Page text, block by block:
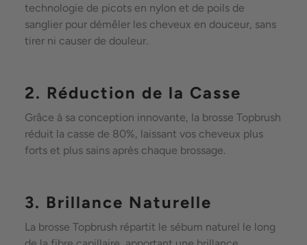
technologie de picots en nylon et de poils de
sanglier pour démêler les cheveux en douceur, sans
tirer ni causer de douleur.
2. Réduction de la Casse
Grâce à sa conception innovante, la brosse Topbrush
réduit la casse de 80%, laissant vos cheveux plus
forts et plus sains après chaque brossage.
3. Brillance Naturelle
La brosse Topbrush répartit le sébum naturel le long